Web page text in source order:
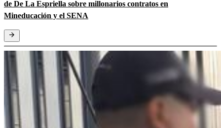
de De La Espriella sobre millonarios contratos en
Mineducación y el SENA